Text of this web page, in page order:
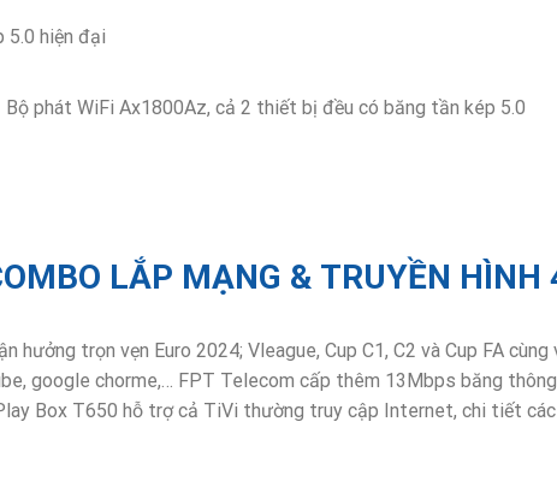
5.0 hiện đại
phát WiFi Ax1800Az, cả 2 thiết bị đều có băng tần kép 5.0
LẮP MẠNG & TRUYỀN HÌNH
hưởng trọn vẹn Euro 2024; Vleague, Cup C1, C2 và Cup FA
google chorme,… FPT Telecom cấp thêm 13Mbps băng
Box T650 hỗ trợ cả TiVi thường truy cập Internet, chi tiết